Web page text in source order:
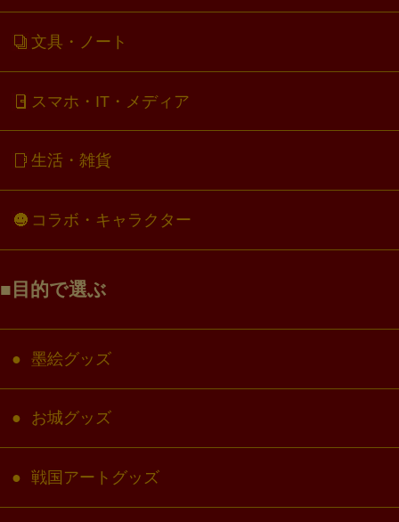
文具・ノート
スマホ・IT・メディア
生活・雑貨
コラボ・キャラクター
目的で選ぶ
墨絵グッズ
お城グッズ
戦国アートグッズ